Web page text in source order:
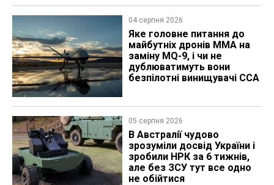
04 серпня 2026
Яке головне питання до
майбутніх дронів MMA на
заміну MQ-9, і чи не
дублюватимуть вони
безпілотні винищувачі CCA
05 серпня 2026
В Австралії чудово
зрозуміли досвід України і
зробили НРК за 6 тижнів,
але без ЗСУ тут все одно
не обійтися